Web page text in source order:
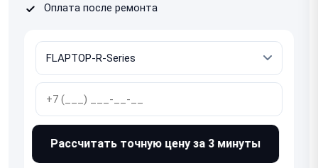
Оплата после ремонта
Рассчитать точную цену за 3 минуты